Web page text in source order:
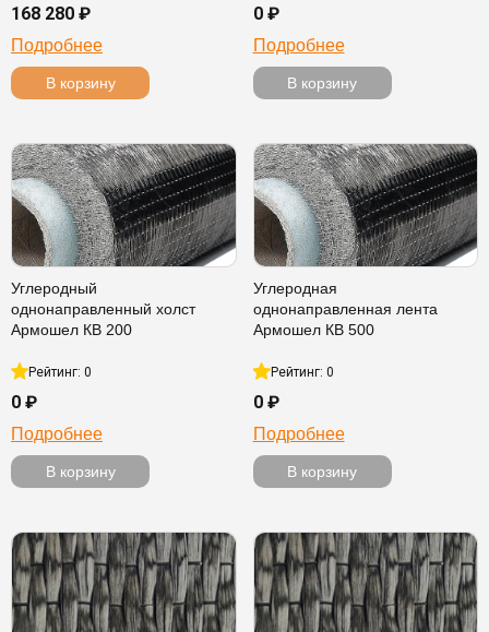
168 280 ₽
Подробнее
В корзину
0 ₽
Подробнее
В корзину
Углеродный
однонаправленный холст
Армошел КВ 200
Рейтинг: 0
0 ₽
Подробнее
В корзину
Углеродная
однонаправленная лента
Армошел КВ 500
Рейтинг: 0
0 ₽
Подробнее
В корзину